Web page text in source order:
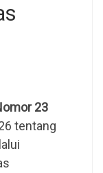
23
tentang